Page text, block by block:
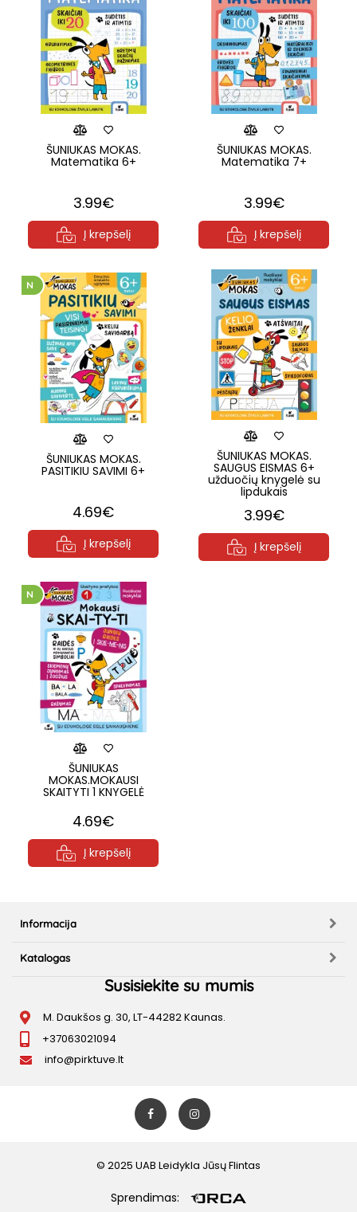
ŠUNIUKAS MOKAS.
Matematika 6+
3.99€
Į krepšelį
ŠUNIUKAS MOKAS.
Matematika 7+
3.99€
Į krepšelį
ŠUNIUKAS MOKAS.
PASITIKIU SAVIMI 6+
4.69€
Į krepšelį
ŠUNIUKAS MOKAS.
SAUGUS EISMAS 6+
užduočių knygelė su
lipdukais
3.99€
Į krepšelį
ŠUNIUKAS
MOKAS.MOKAUSI
SKAITYTI 1 KNYGELĖ
4.69€
Į krepšelį
Informacija
Katalogas
Susisiekite su mumis
M. Daukšos g. 30, LT-44282 Kaunas.
+37063021094
info@pirktuve.lt
© 2025 UAB Leidykla Jūsų Flintas
Sprendimas: